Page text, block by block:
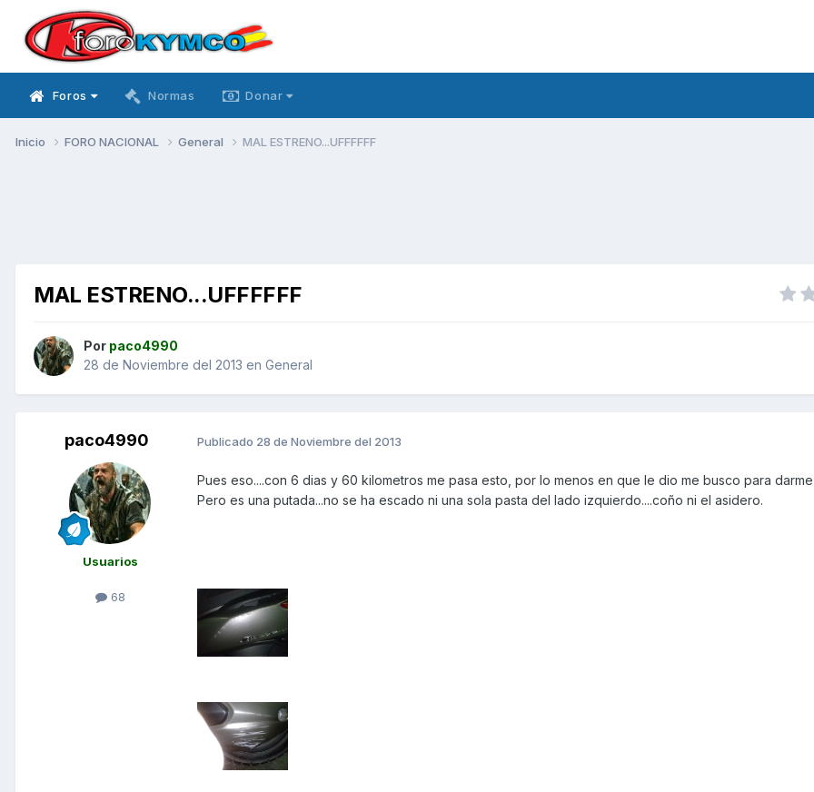
Foros Normas Donar
Inicio FORO NACIONAL General MAL ESTRENO...UFFFFFF
MAL ESTRENO...UFFFFFF
Por paco4990
28 de Noviembre del 2013 en General
paco4990
Usuarios
68
Publicado 28 de Noviembre del 2013
Pues eso....con 6 dias y 60 kilometros me pasa esto, por lo menos en que le dio me busco para
Pero es una putada...no se ha escado ni una sola pasta del lado izquierdo....coño ni el asidero.